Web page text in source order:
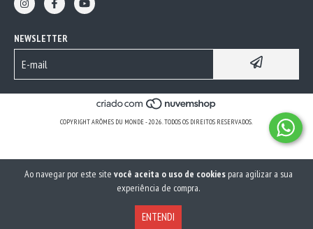
Ao navegar por este site você aceita o uso de cookiespara agilizar a sua
experiência de compra.
ENTENDI
NEWSLETTER
COPYRIGHT ARÔMES DU MONDE - 2026. TODOS OS DIREITOS RESERVADOS.